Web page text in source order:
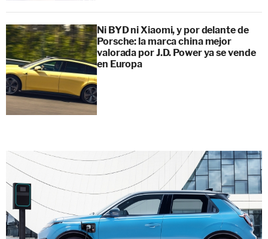
Ni BYD ni Xiaomi, y por delante de
Porsche: la marca china mejor
valorada por J.D. Power ya se vende
en Europa